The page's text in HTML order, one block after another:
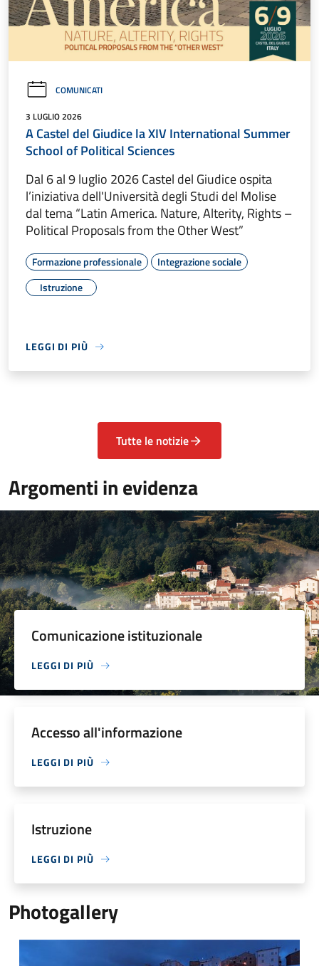
COMUNICATI
3 LUGLIO 2026
A Castel del Giudice la XIV International Summer
School of Political Sciences
Dal 6 al 9 luglio 2026 Castel del Giudice ospita
l’iniziativa dell'Università degli Studi del Molise
dal tema “Latin America. Nature, Alterity, Rights –
Political Proposals from the Other West”
Formazione professionale
Integrazione sociale
Istruzione
LEGGI DI PIÙ
Tutte le notizie
Argomenti in evidenza
Comunicazione istituzionale
LEGGI DI PIÙ
Accesso all'informazione
LEGGI DI PIÙ
Istruzione
LEGGI DI PIÙ
Photogallery